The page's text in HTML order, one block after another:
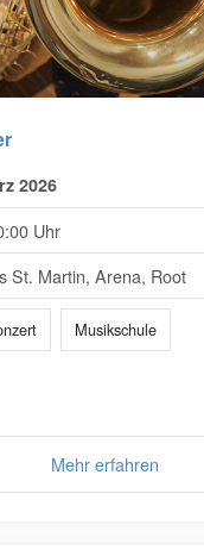
2026
Uhr
St. Martin, Arena, Root
Musikschule
Mehr erfahren